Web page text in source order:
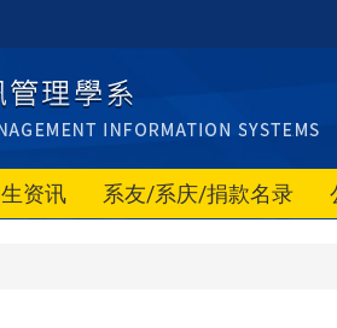
资讯 系友/系庆/捐款名录